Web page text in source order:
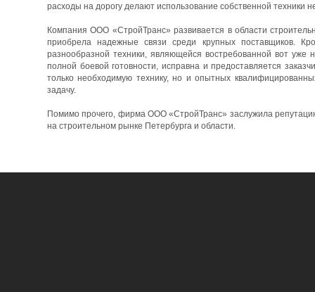
расходы на дорогу делают использование собственной техники
Компания ООО «СтройТранс» развивается в области
приобрела надежные связи среди крупных поставщиков.
разнообразной техники, являющейся востребованной вот уже
полной боевой готовности, исправна и предоставляется
только необходимую технику, но и опытных
задачу.
Помимо прочего, фирма ООО «СтройТранс» заслужила
на строительном рынке Петербурга и области.